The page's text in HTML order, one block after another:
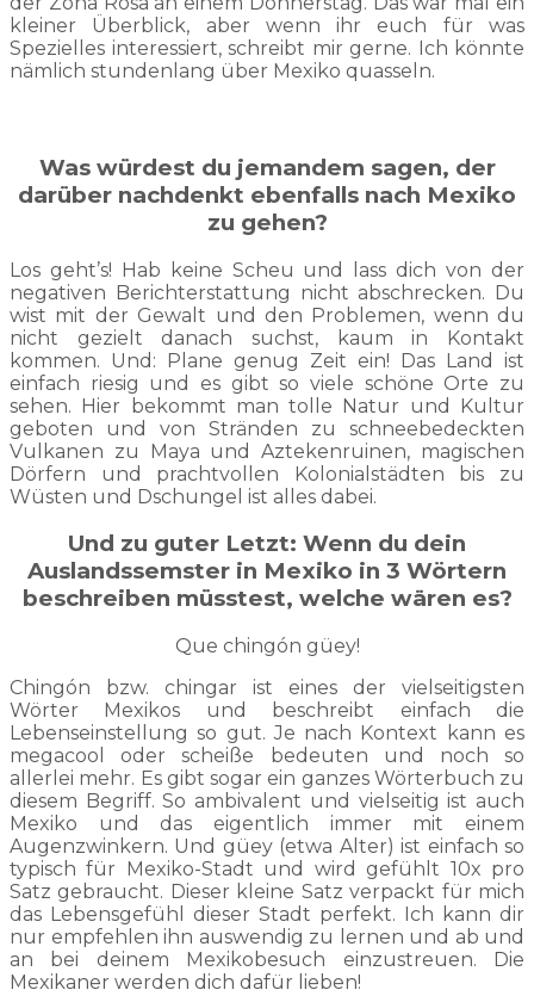
kleiner Überblick, aber wenn ihr euch für was
Spezielles interessiert, schreibt mir gerne. Ich könnte
nämlich stundenlang über Mexiko quasseln.
Was würdest du jemandem sagen, der
darüber nachdenkt ebenfalls nach Mexiko
zu gehen?
Los geht’s! Hab keine Scheu und lass dich von der
negativen Berichterstattung nicht abschrecken. Du
wist mit der Gewalt und den Problemen, wenn du
nicht gezielt danach suchst, kaum in Kontakt
kommen. Und: Plane genug Zeit ein! Das Land ist
einfach riesig und es gibt so viele schöne Orte zu
sehen. Hier bekommt man tolle Natur und Kultur
geboten und von Stränden zu schneebedeckten
Vulkanen zu Maya und Aztekenruinen, magischen
Dörfern und prachtvollen Kolonialstädten bis zu
Wüsten und Dschungel ist alles dabei.
Und zu guter Letzt: Wenn du dein
Auslandssemster in Mexiko in 3 Wörtern
beschreiben müsstest, welche wären es?
Que chingón güey!
Chingón bzw. chingar ist eines der vielseitigsten
Wörter Mexikos und beschreibt einfach die
Lebenseinstellung so gut. Je nach Kontext kann es
megacool oder scheiße bedeuten und noch so
allerlei mehr. Es gibt sogar ein ganzes Wörterbuch zu
diesem Begriff. So ambivalent und vielseitig ist auch
Mexiko und das eigentlich immer mit einem
Augenzwinkern. Und güey (etwa Alter) ist einfach so
typisch für Mexiko-Stadt und wird gefühlt 10x pro
Satz gebraucht. Dieser kleine Satz verpackt für mich
das Lebensgefühl dieser Stadt perfekt. Ich kann dir
nur empfehlen ihn auswendig zu lernen und ab und
an bei deinem Mexikobesuch einzustreuen. Die
Mexikaner werden dich dafür lieben!